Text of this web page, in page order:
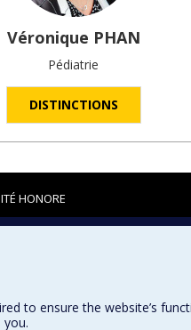
Véronique PHAN
Pédiatrie
DISTINCTIONS
HONORE
to ensure the website’s